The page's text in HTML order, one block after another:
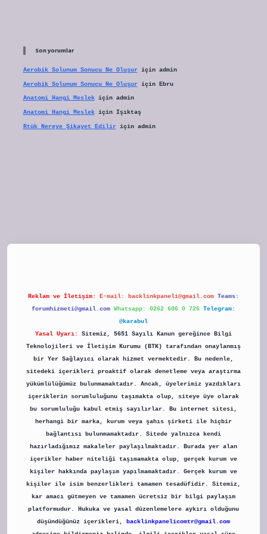
Son yorumlar
Aerobik Solunum Sonucu Ne Oluşuriçin admin
Aerobik Solunum Sonucu Ne Oluşuriçin Ebru
Anatomi Hangi Meslekiçin admin
Anatomi Hangi Meslekiçin Işıktaş
Rtük Nereye Şikayet Ediliriçin admin
Reklam ve İletişim: E-mail: backlinkpaneli@gmail.com Teams:
forumhizmeti@gmail.com Whatsapp: 0262 606 0 726 Telegram:
@karabul
Yasal Uyarı:
Sitemiz, 5651 Sayılı Kanun gereğince Bilgi
Teknolojileri ve İletişim Kurumu (BTK) tarafından onaylanmış
bir Yer Sağlayıcı olarak hizmet vermektedir. Bu nedenle,
sitedeki içerikleri proaktif olarak denetleme veya araştırma
yükümlülüğümüz bulunmamaktadır. Ancak, üyelerimiz yazdıkları
içeriklerin sorumluluğunu taşımakta olup, siteye üye olarak
bu sorumluluğu kabul etmiş sayılırlar. Bu internet sitesi,
herhangi bir marka, kurum veya şahıs şirketi ile hiçbir
bağlantısı bulunmamaktadır. Sitede yalnızca kendi
hazırladığımız makaleler paylaşılmaktadır. Burada yer alan
içerikler haber niteliği taşımamakta olup, gerçek kurum ve
kişiler hakkında paylaşım yapılmamaktadır. Gerçek kurum ve
kişiler ile isim benzerlikleri tamamen tesadüfidir. Sitemiz,
kar amacı gütmeyen ve tamamen ücretsiz bir bilgi paylaşım
platformudur. Hukuka ve yasal düzenlemelere aykırı olduğunu
düşündüğünüz içerikleri,
backlinkpanelicomtr@gmail.com